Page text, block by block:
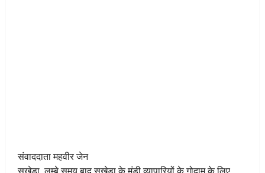
संवाददाता महवीर जेन